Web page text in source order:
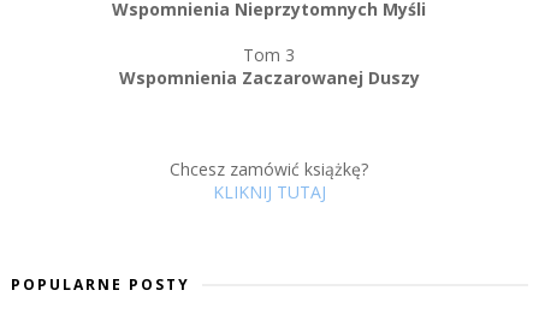
Wspomnienia Nieprzytomnych Myśli
Tom 3
Wspomnienia Zaczarowanej Duszy
Chcesz zamówić książkę?
KLIKNIJ TUTAJ
POPULARNE POSTY